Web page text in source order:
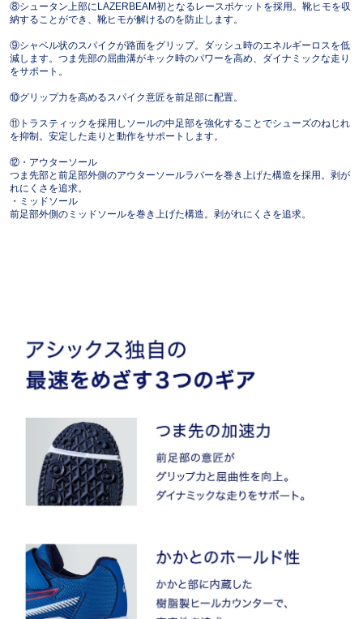
⑧シュータン上部にLAZERBEAM初となるレースポケットを採用。靴ヒモを収
納することができ、靴ヒモが解けるのを防止します。
⑨シャベル状のスパイクが路面をグリップ。ダッシュ時のエネルギーロスを低
減します。つま先部の屈曲溝がキック時のパワーを高め、ダイナミックな走り
をサポート。
⑩グリップ力を高めるスパイク意匠を前足部に配置。
⑪トラスティックを採用しソールの中足部を強化することでシューズのねじれ
を抑制。安定した走りと動作をサポートします。
⑫・アウターソール
つま先部と前足部外側のアウターソールラバーを巻き上げた構造を採用。剥が
れにくさを追求。
・ミッドソール
前足部外側のミッドソールを巻き上げた構造。剥がれにくさを追求。